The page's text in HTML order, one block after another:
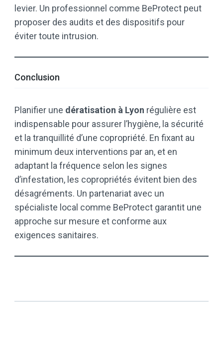
levier. Un professionnel comme BeProtect peut
proposer des audits et des dispositifs pour
éviter toute intrusion.
Conclusion
Planifier une dératisation à Lyon régulière est
indispensable pour assurer l’hygiène, la sécurité
et la tranquillité d’une copropriété. En fixant au
minimum deux interventions par an, et en
adaptant la fréquence selon les signes
d’infestation, les copropriétés évitent bien des
désagréments. Un partenariat avec un
spécialiste local comme BeProtect garantit une
approche sur mesure et conforme aux
exigences sanitaires.